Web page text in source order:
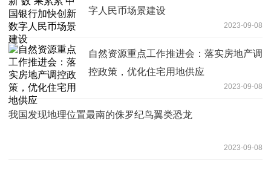
字人民币场景建设
2023-09-08
自然资源重点工作推进会：落实房地产调
控政策，优化住宅用地供应
2023-09-08
我国发现地理位置最南的侏罗纪鸟翼类恐龙
2023-09-08